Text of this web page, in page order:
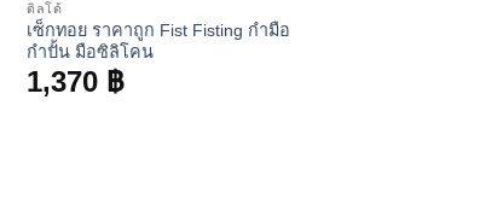
ดิลโด้
เซ็กทอย ราคาถูก Fist Fisting กำมือ
กำปั้น มือซิลิโคน
1,370 ฿